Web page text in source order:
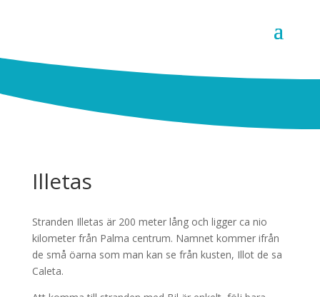
Illetas
Stranden Illetas är 200 meter lång och ligger ca nio
kilometer från Palma centrum. Namnet kommer ifrån
de små öarna som man kan se från kusten, Illot de sa
Caleta.